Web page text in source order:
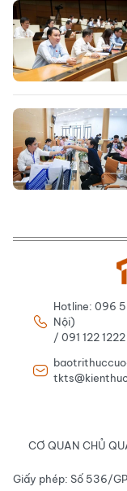
Hotline: 096
Nội)
/ 091 122
CƠ QUAN CHỦ
Giấy phép: Số 536/